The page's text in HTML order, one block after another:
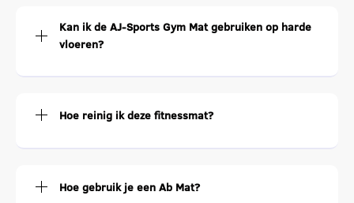
Kan ik de AJ-Sports Gym Mat gebruiken op harde
vloeren?
Hoe reinig ik deze fitnessmat?
Hoe gebruik je een Ab Mat?